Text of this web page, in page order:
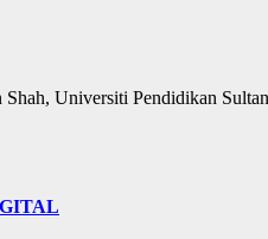
Universiti Pendidikan